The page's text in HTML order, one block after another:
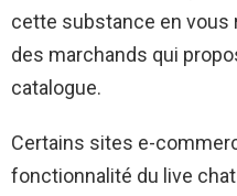
cette substance en vous
des marchands qui
catalogue.
Certains sites e-
fonctionnalité du live